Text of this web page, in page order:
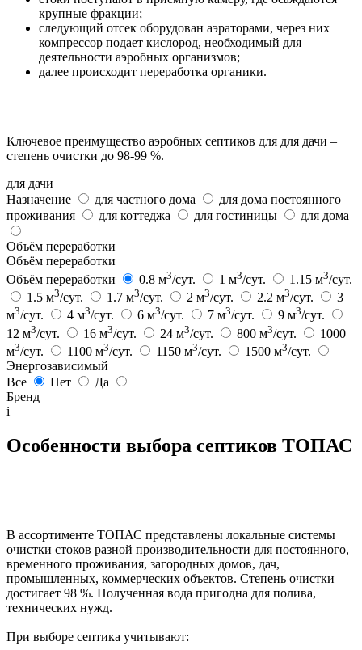
крупные фракции;
следующий отсек оборудован аэраторами, через них
компрессор подает кислород, необходимый для
деятельности аэробных организмов;
далее происходит переработка органики.
Ключевое преимущество аэробных септиков для для дачи –
степень очистки до 98-99 %.
для дачи
Назначение
для частного дома
для дома постоянного
проживания
для коттеджа для гостиницы для дома
Объём переработки
Объём переработки
Объём переработки
0.8 м3/сут. 1 м3/сут. 1.15 м3/сут.
1.5 м3/сут. 1.7 м3/сут. 2 м3/сут. 2.2 м3/сут.
3
м3/сут. 4 м3/сут. 6 м3/сут. 7 м3/сут. 9 м3/сут.
12 м3/сут. 16 м3/сут. 24 м3/сут. 800 м3/сут.
1000
м3/сут. 1100 м3/сут. 1150 м3/сут. 1500 м3/сут.
Энергозависимый
Все
Нет
Да
Бренд
i
Особенности выбора септиков ТОПАС
В ассортименте ТОПАС представлены локальные системы
очистки стоков разной производительности для постоянного,
временного проживания, загородных домов, дач,
промышленных, коммерческих объектов. Степень очистки
достигает 98 %. Полученная вода пригодна для полива,
технических нужд.
При выборе септика учитывают: